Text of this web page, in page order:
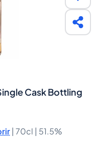
Cask Bottling
| 70cl | 51.5%